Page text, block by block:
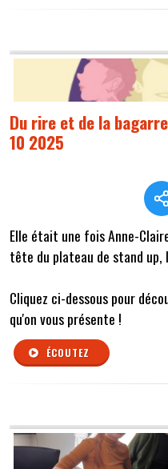
Du rire et de la
10 2025
Elle était une fois Anne-
tête du plateau de stand up,
Cliquez ci-dessous pour
qu'on vous présente !
ÉCOUTEZ